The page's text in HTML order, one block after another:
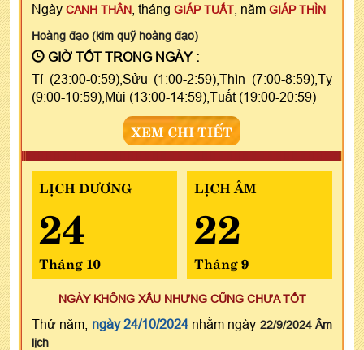
Ngày CANH THÂN , tháng GIÁP TUẤT , năm GIÁP THÌN
Hoàng đạo (kim quỹ hoàng đạo)
GIỜ TỐT TRONG NGÀY :
Tí (23:00-0:59),Sửu (1:00-2:59),Thìn (7:00-8:59),Tỵ
(9:00-10:59),Mùi (13:00-14:59),Tuất (19:00-20:59)
XEM CHI TIẾT
LỊCH DƯƠNG
24
Tháng 10
LỊCH ÂM
22
Tháng 9
NGÀY KHÔNG XẤU NHƯNG CŨNG CHƯA TỐT
Thứ năm, ngày 24/10/2024nhằm ngày 22/9/2024 Âm
lịch